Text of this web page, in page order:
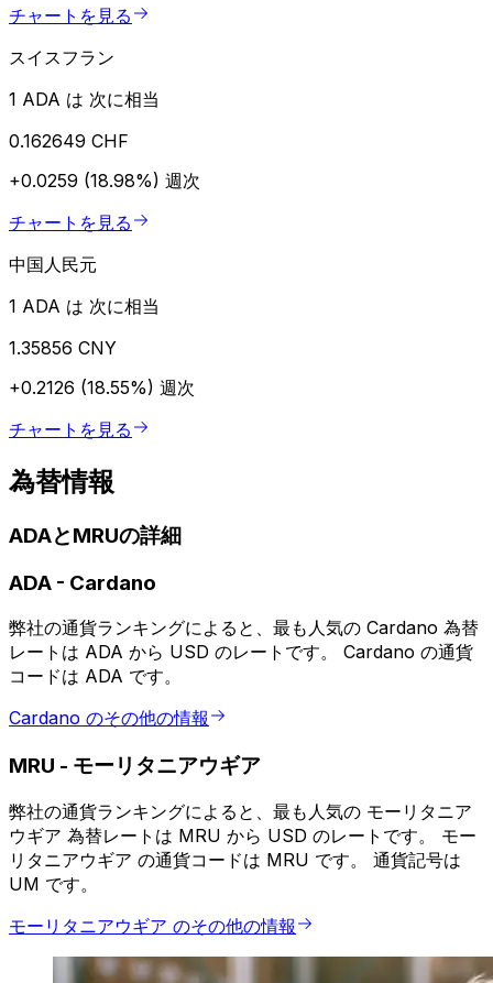
チャートを見る
スイスフラン
1 ADA は 次に相当
0.162649 CHF
+0.0259 (18.98%) 週次
チャートを見る
中国人民元
1 ADA は 次に相当
1.35856 CNY
+0.2126 (18.55%) 週次
チャートを見る
為替情報
ADAとMRUの詳細
ADA - Cardano
弊社の通貨ランキングによると、最も人気の Cardano 為替
レートは ADA から USD のレートです。 Cardano の通貨
コードは ADA です。
Cardano のその他の情報
MRU - モーリタニアウギア
弊社の通貨ランキングによると、最も人気の モーリタニア
ウギア 為替レートは MRU から USD のレートです。 モー
リタニアウギア の通貨コードは MRU です。 通貨記号は
UM です。
モーリタニアウギア のその他の情報